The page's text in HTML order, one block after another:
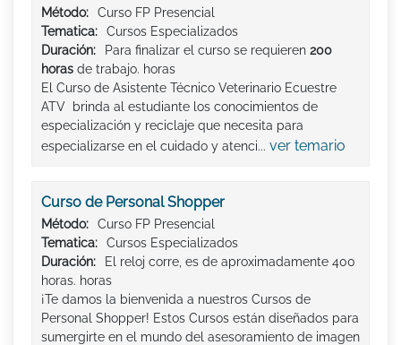
Método:
Curso FP Presencial
Tematica:
Cursos Especializados
Duración:
Para finalizar el curso se requieren 200
horas de trabajo. horas
El Curso de Asistente Técnico Veterinario Ecuestre
ATV brinda al estudiante los conocimientos de
especialización y reciclaje que necesita para
especializarse en el cuidado y atenci... ver temario
Curso de Personal Shopper
Método:
Curso FP Presencial
Tematica:
Cursos Especializados
Duración:
El reloj corre, es de aproximadamente 400
horas. horas
¡Te damos la bienvenida a nuestros Cursos de
Personal Shopper! Estos Cursos están diseñados para
sumergirte en el mundo del asesoramiento de imagen